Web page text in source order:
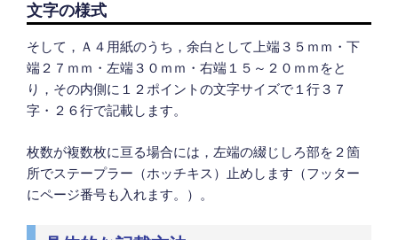
文字の様式
そして，Ａ４用紙のうち，余白として上端３５ｍｍ・下
端２７ｍｍ・左端３０ｍｍ・右端１５～２０ｍｍをと
り，その内側に１２ポイントの文字サイズで１行３７
字・２６行で記載します。
枚数が複数枚に亘る場合には，左端の綴じしろ部を２箇
所でステープラー（ホッチキス）止めします（フッター
にページ番号も入れます。）。